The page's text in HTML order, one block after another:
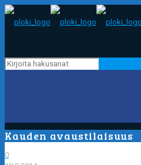
Kauden avaustilaisuus
0